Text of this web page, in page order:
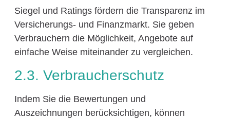
Siegel und Ratings fördern die Transparenz im
Versicherungs- und Finanzmarkt. Sie geben
Verbrauchern die Möglichkeit, Angebote auf
einfache Weise miteinander zu vergleichen.
2.3. Verbraucherschutz
Indem Sie die Bewertungen und
Auszeichnungen berücksichtigen, können